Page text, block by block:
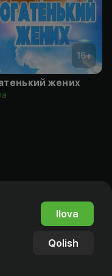
16+
жених
Ilova
Qolish